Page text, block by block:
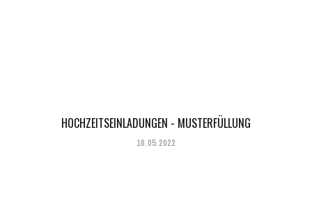
HOCHZEITSEINLADUNGEN - MUSTERFÜLLUNG
16.05.2022